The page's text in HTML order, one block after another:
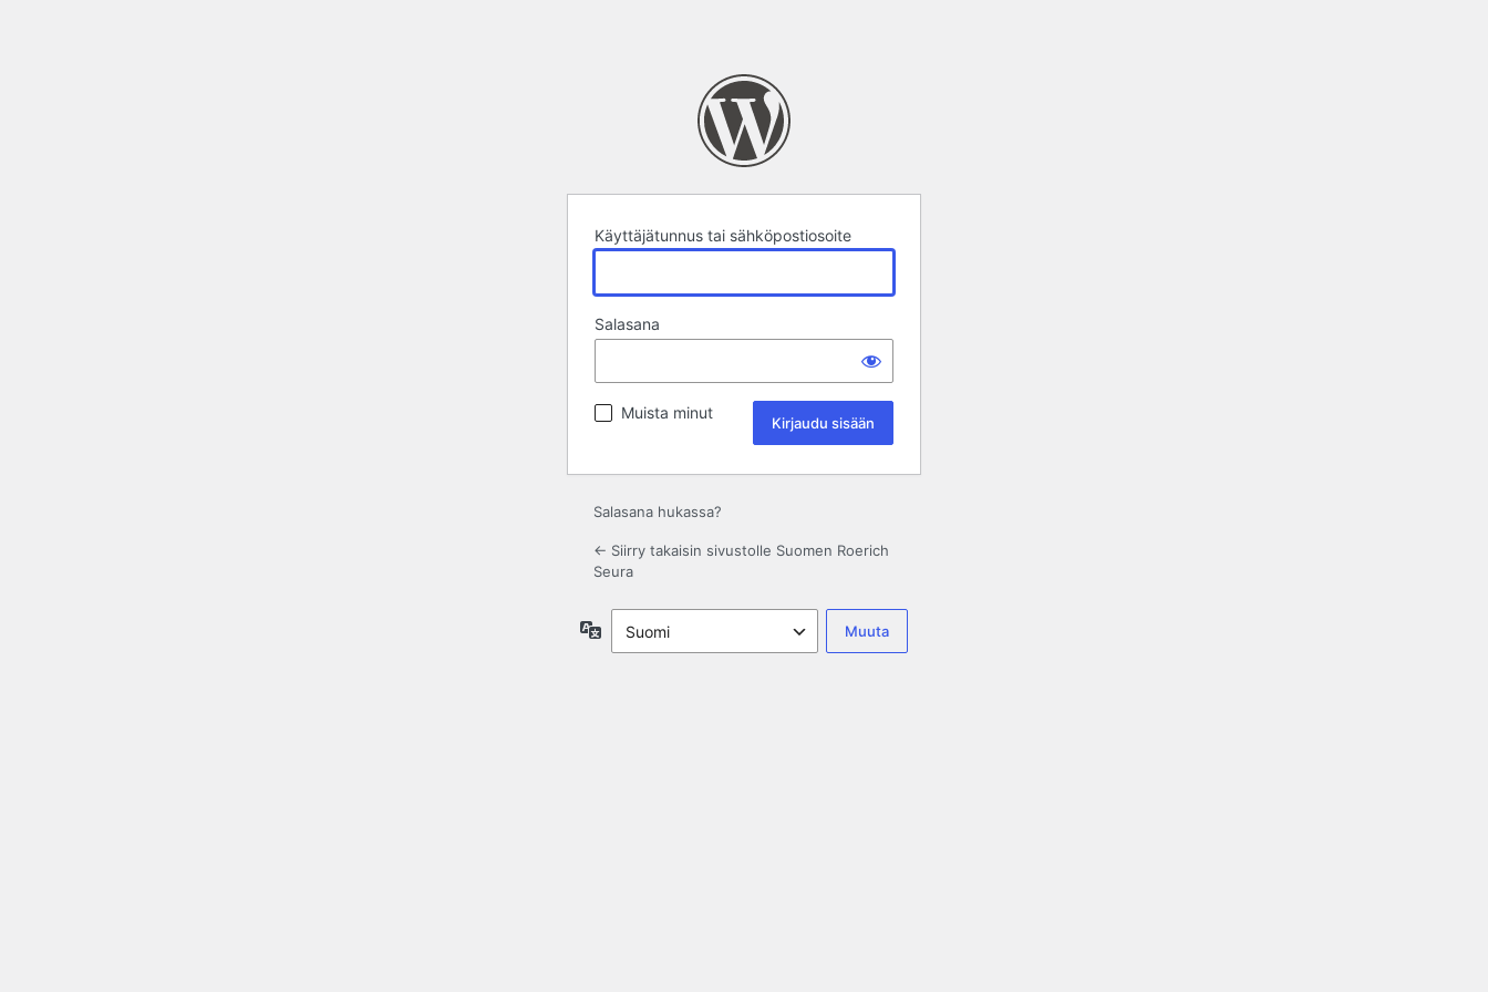
Käyttäjätunnus tai sähköpostiosoite
Salasana
Muista minut
Salasana hukassa?
← Siirry takaisin sivustolle Suomen Roerich
Seura
Kieli